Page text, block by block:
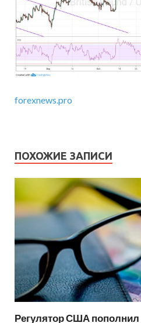
forexnews.pro
ПОХОЖИЕ ЗАПИСИ
Регулятор США